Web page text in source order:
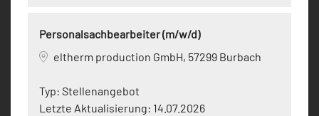
Personalsachbearbeiter (m/w/d)
eltherm production GmbH, 57299 Burbach
Typ: Stellenangebot
Letzte Aktualisierung: 14.07.2026